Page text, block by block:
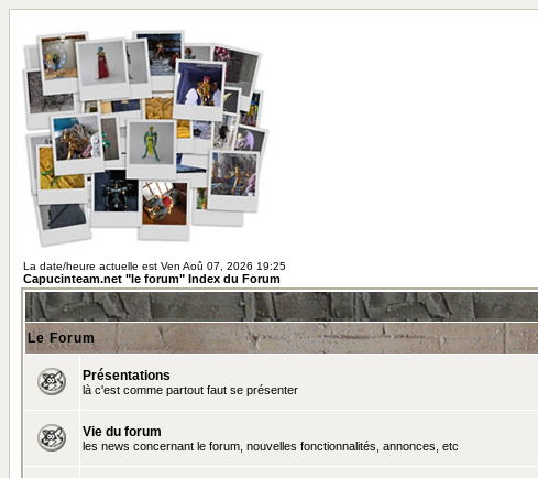
La date/heure actuelle est Ven Aoû 07, 2026 19:25
Capucinteam.net "le forum" Index du Forum
Le Forum
Présentations
là c'est comme partout faut se présenter
Vie du forum
les news concernant le forum, nouvelles fonctionnalités, annonces, etc